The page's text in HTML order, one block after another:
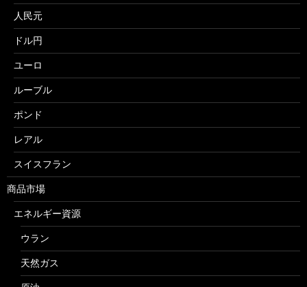
人民元
ドル円
ユーロ
ルーブル
ポンド
レアル
スイスフラン
商品市場
エネルギー資源
ウラン
天然ガス